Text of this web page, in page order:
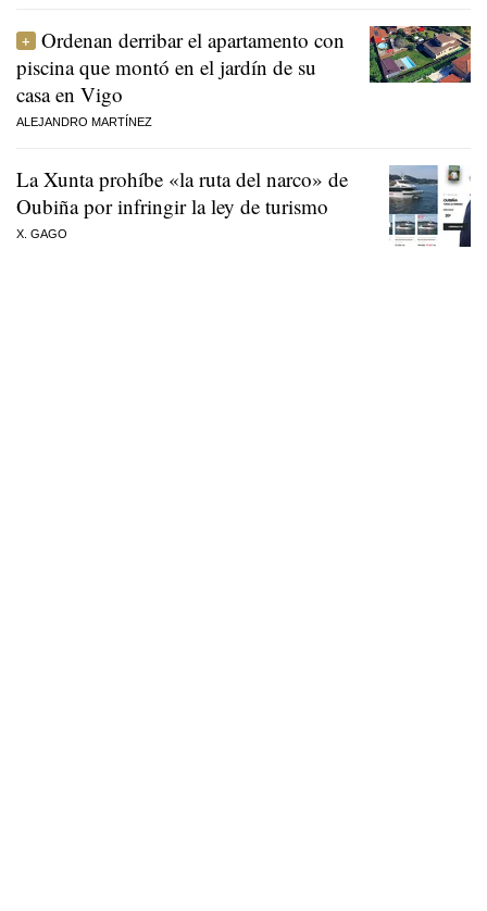
Ordenan derribar el apartamento con
piscina que montó en el jardín de su
casa en Vigo
ALEJANDRO MARTÍNEZ
La Xunta prohíbe «la ruta del narco» de
Oubiña por infringir la ley de turismo
X. GAGO